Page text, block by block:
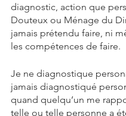
diagnostic, action que
Douteux ou Ménage du
jamais prétendu faire, ni
les compétences de faire.
Je ne diagnostique
jamais diagnostiqué
quand quelqu’un me
telle ou telle personne a